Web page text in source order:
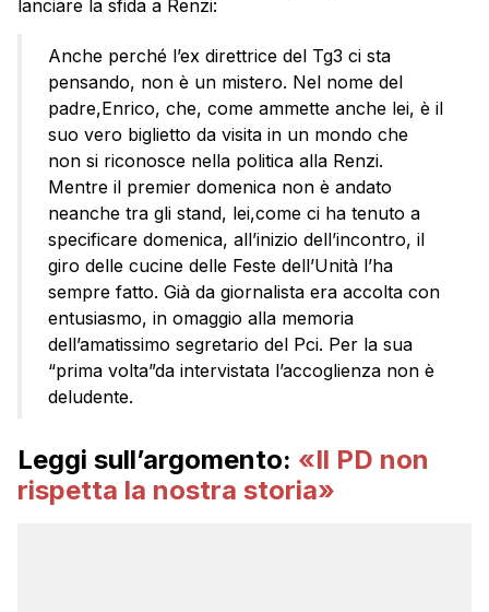
lanciare la sfida a Renzi:
Anche perché l’ex direttrice del Tg3 ci sta
pensando, non è un mistero. Nel nome del
padre,Enrico, che, come ammette anche lei, è il
suo vero biglietto da visita in un mondo che
non si riconosce nella politica alla Renzi.
Mentre il premier domenica non è andato
neanche tra gli stand, lei,come ci ha tenuto a
specificare domenica, all’inizio dell’incontro, il
giro delle cucine delle Feste dell’Unità l’ha
sempre fatto. Già da giornalista era accolta con
entusiasmo, in omaggio alla memoria
dell’amatissimo segretario del Pci. Per la sua
“prima volta”da intervistata l’accoglienza non è
deludente.
Leggi sull’argomento: «Il PD non
rispetta la nostra storia»